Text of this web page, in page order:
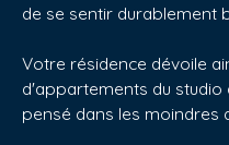
de se sentir durablement
Votre résidence dévoile
d'appartements du studio
pensé dans les moindres